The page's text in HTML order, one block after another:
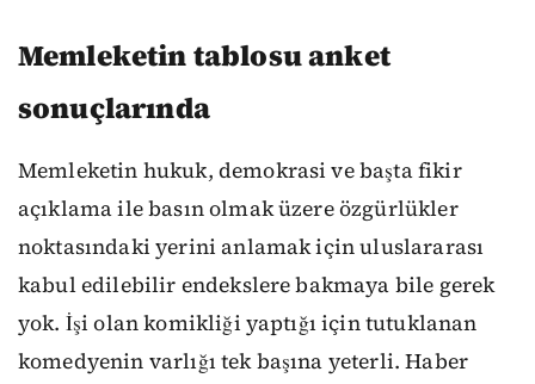
Memleketin tablosu anket
sonuçlarında
Memleketin hukuk, demokrasi ve başta fikir
açıklama ile basın olmak üzere özgürlükler
noktasındaki yerini anlamak için uluslararası
kabul edilebilir endekslere bakmaya bile gerek
yok. İşi olan komikliği yaptığı için tutuklanan
komedyenin varlığı tek başına yeterli. Haber